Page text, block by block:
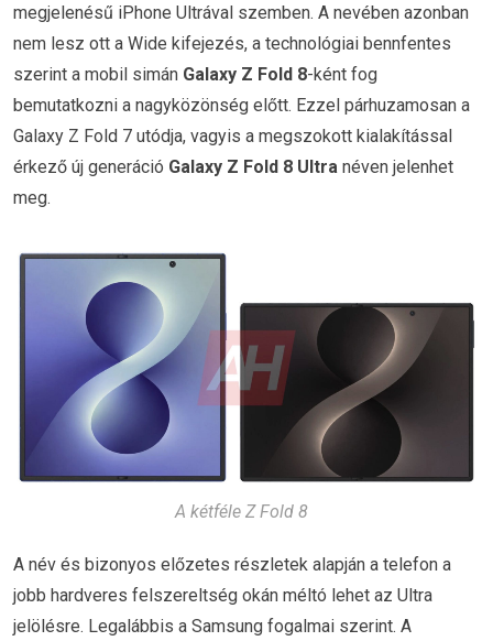
megjelenésű iPhone Ultrával szemben. A nevében azonban
nem lesz ott a Wide kifejezés, a technológiai bennfentes
szerint a mobil simán Galaxy Z Fold 8-ként fog
bemutatkozni a nagyközönség előtt. Ezzel párhuzamosan a
Galaxy Z Fold 7 utódja, vagyis a megszokott kialakítással
érkező új generáció Galaxy Z Fold 8 Ultra néven jelenhet
meg.
A kétféle Z Fold 8
A név és bizonyos előzetes részletek alapján a telefon a
jobb hardveres felszereltség okán méltó lehet az Ultra
jelölésre. Legalábbis a Samsung fogalmai szerint. A